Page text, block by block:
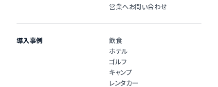
営業へお問い合わせ
導入事例
飲食
ホテル
ゴルフ
キャンプ
レンタカー